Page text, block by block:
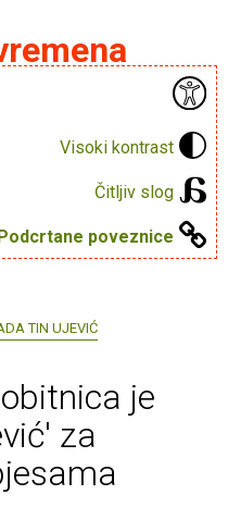
Visoki kontrast
Čitljiv slog
poveznice
knjiga.
TIN UJEVIĆ
je
za